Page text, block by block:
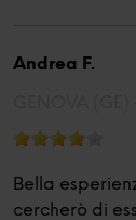
Andrea F.
Bella
cercherò di